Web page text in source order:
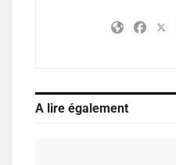
A lire également